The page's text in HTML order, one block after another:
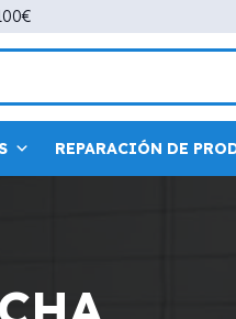
REPARACIÓN DE